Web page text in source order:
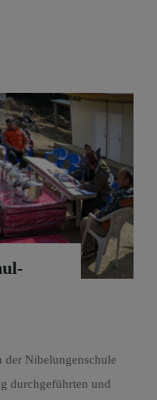
der Nibelungenschule
durchgeführten und